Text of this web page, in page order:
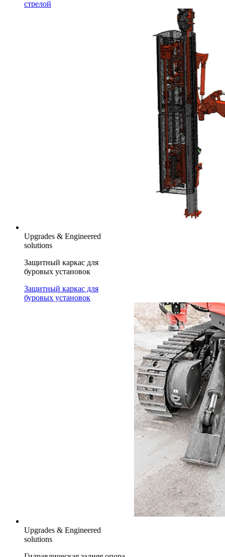
стрелой
Upgrades & Engineered
solutions
Защитный каркас для
буровых установок
Защитный каркас для
буровых установок
Upgrades & Engineered
solutions